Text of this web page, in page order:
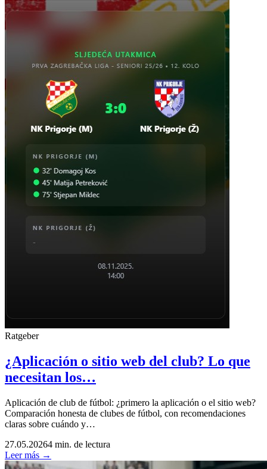
Ratgeber
¿Aplicación o sitio web del club? Lo que
necesitan los…
Aplicación de club de fútbol: ¿primero la aplicación o el sitio web?
Comparación honesta de clubes de fútbol, ​​con recomendaciones
claras sobre cuándo y…
27.05.20264 min. de lectura
Leer más →